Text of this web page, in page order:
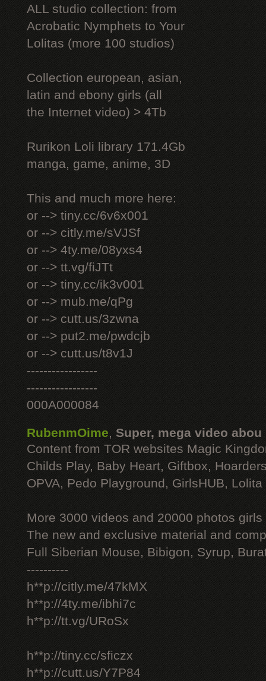
ALL studio collection: from
Acrobatic Nymрhеts to Your
Lоlitаs (more 100 studios)
Collection european, asian,
latin and ebony girls (all
the Internet video) > 4Tb
Rurikon Lоli library 171.4Gb
manga, game, anime, 3D
This and much more here:
or --> tiny.cc/6v6x001
or --> citly.me/sVJSf
or --> 4ty.me/08yxs4
or --> tt.vg/fiJTt
or --> tiny.cc/ik3v001
or --> mub.me/qPg
or --> cutt.us/3zwna
or --> put2.me/pwdcjb
or --> cutt.us/t8v1J
-----------------
-----------------
000A000084
RubenmOime, Super, mega video abou
Content from TOR websites Magic
Childs Play, Baby Heart, Giftbox,
OPVA, Pedo Playground, GirlsHUB, Lolita
More 3000 videos and 20000 photos
The new and exclusive material and
Full Siberian Mouse, Bibigon, Syrup,
----------
h**p://citly.me/47kMX
h**p://4ty.me/ibhi7c
h**p://tt.vg/URoSx
h**p://tiny.cc/sficzx
h**p://cutt.us/Y7P84